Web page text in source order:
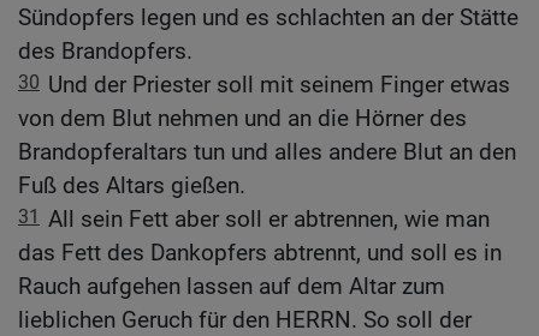
Sündopfers legen und es schlachten an der Stätte
des Brandopfers.
30 Und der Priester soll mit seinem Finger etwas
von dem Blut nehmen und an die Hörner des
Brandopferaltars tun und alles andere Blut an den
Fuß des Altars gießen.
31 All sein Fett aber soll er abtrennen, wie man
das Fett des Dankopfers abtrennt, und soll es in
Rauch aufgehen lassen auf dem Altar zum
lieblichen Geruch für den HERRN. So soll der